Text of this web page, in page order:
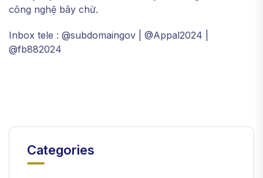
công nghệ bây chừ.
Inbox tele : @subdomaingov | @Appal2024 |
@fb882024
Categories